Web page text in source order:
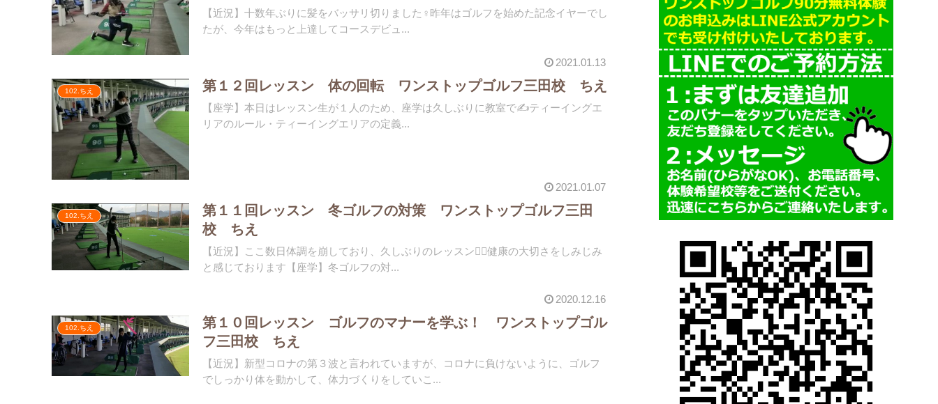
【近況】十数年ぶりに髪をバッサリ切りました‍♀️昨年はゴルフを始めた記念イヤーでし
たが、今年はもっと上達してコースデビュ...
2021.01.13
102.ちえ 第１２回レッスン 体の回転 ワンストップゴルフ三田校 ちえ
【座学】本日はレッスン生が１人のため、座学は久しぶりに教室で✍️️ティーイングエ
リアのルール️・ティーイングエリアの定義...
2021.01.07
102.ちえ
第１１回レッスン 冬ゴルフの対策 ワンストップゴルフ三田
校 ちえ
【近況】ここ数日体調を崩しており、久しぶりのレッスン🏌️‍♀️健康の大切さをしみじみ
と感じております【座学】冬ゴルフの対...
2020.12.16
102.ちえ
第１０回レッスン ゴルフのマナーを学ぶ！ ワンストップゴル
フ三田校 ちえ
【近況】新型コロナの第３波と言われていますが、コロナに負けないように、ゴルフ
でしっかり体を動かして、体力づくりをしていこ...